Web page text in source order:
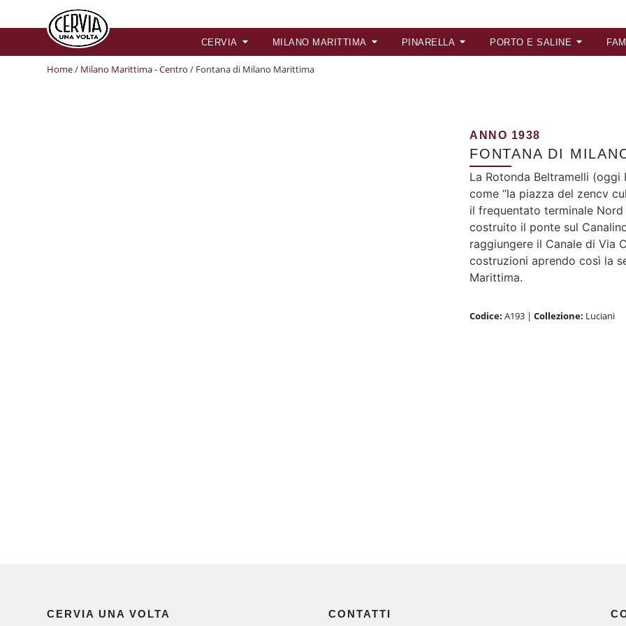
CERVIA MILANO MARITTIMA PINARELLA PORTO E SALINE
Home/ Milano Marittima - Centro / Fontana di Milano Marittima
ANNO 1938
FONTANA DI
La Rotonda Beltramelli
come “la piazza del zencv
il frequentato terminale
costruito il ponte sul
raggiungere il Canale di Via
costruzioni aprendo così la
Marittima.
Codice: A193 | Collezione: Luciani
CERVIA UNA VOLTA CONTATTI